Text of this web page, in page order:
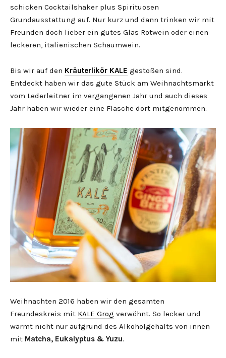
schicken Cocktailshaker plus Spirituosen
Grundausstattung auf. Nur kurz und dann trinken wir mit
Freunden doch lieber ein gutes Glas Rotwein oder einen
leckeren, italienischen Schaumwein.
Bis wir auf den Kräuterlikör KALE gestoßen sind.
Entdeckt haben wir das gute Stück am Weihnachtsmarkt
vom Lederleitner im vergangenen Jahr und auch dieses
Jahr haben wir wieder eine Flasche dort mitgenommen.
Weihnachten 2016 haben wir den gesamten
Freundeskreis mit KALE Grog verwöhnt. So lecker und
wärmt nicht nur aufgrund des Alkoholgehalts von innen
mit Matcha, Eukalyptus & Yuzu.